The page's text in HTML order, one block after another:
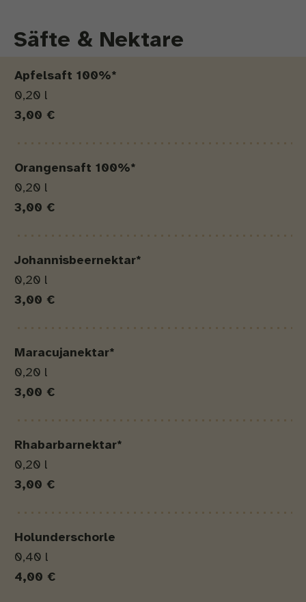
Säfte & Nektare
Apfelsaft 100%*
0,20 l
3,00 €
Orangensaft 100%*
0,20 l
3,00 €
Johannisbeernektar*
0,20 l
3,00 €
Maracujanektar*
0,20 l
3,00 €
Rhabarbarnektar*
0,20 l
3,00 €
Holunderschorle
0,40 l
4,00 €